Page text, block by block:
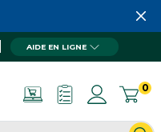
AIDE EN LIGNE
0